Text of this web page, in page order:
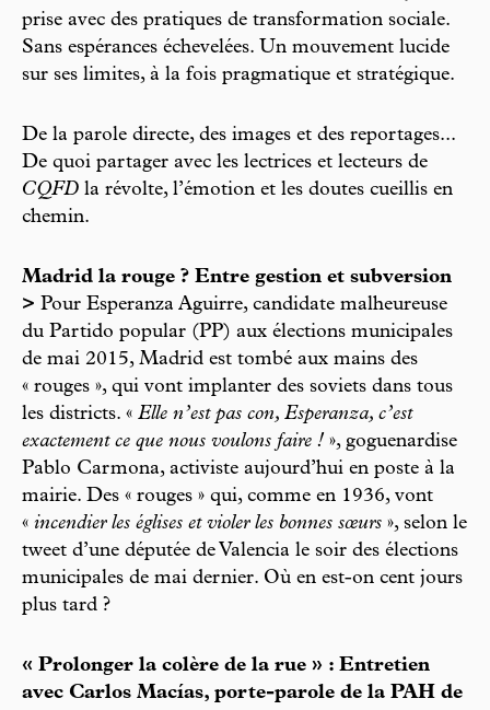
prise avec des pratiques de transformation sociale.
Sans espérances échevelées. Un mouvement lucide
sur ses limites, à la fois pragmatique et stratégique.
De la parole directe, des images et des reportages...
De quoi partager avec les lectrices et lecteurs de
CQFD la révolte, l’émotion et les doutes cueillis en
chemin.
Madrid la rouge ? Entre gestion et subversion
> Pour Esperanza Aguirre, candidate malheureuse
du Partido popular (PP) aux élections municipales
de mai 2015, Madrid est tombé aux mains des
« rouges », qui vont implanter des soviets dans tous
les districts. « Elle n’est pas con, Esperanza, c’est
exactement ce que nous voulons faire ! », goguenardise
Pablo Carmona, activiste aujourd’hui en poste à la
mairie. Des « rouges » qui, comme en 1936, vont
« incendier les églises et violer les bonnes sœurs », selon le
tweet d’une députée de Valencia le soir des élections
municipales de mai dernier. Où en est-on cent jours
plus tard ?
« Prolonger la colère de la rue » : Entretien
avec Carlos Macías, porte-parole de la PAH de